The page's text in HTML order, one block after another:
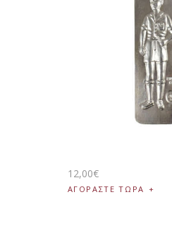
12,00€
ΑΓΟΡΑΣΤΕ ΤΩΡΑ